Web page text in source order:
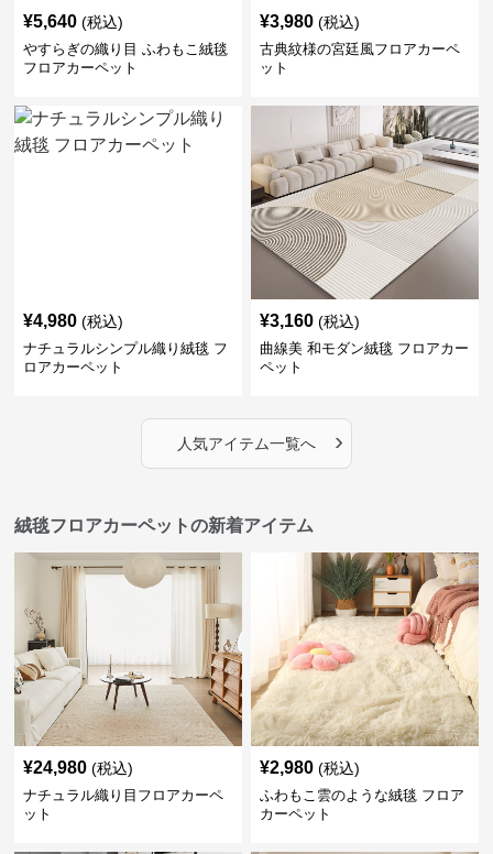
¥5,640 (税込)
やすらぎの織り目 ふわもこ絨毯
フロアカーペット
¥3,980 (税込)
古典紋様の宮廷風フロアカーペ
ット
¥4,980 (税込)
ナチュラルシンプル織り絨毯 フ
ロアカーペット
¥3,160 (税込)
曲線美 和モダン絨毯 フロアカー
ペット
人気アイテム一覧へ ›
絨毯フロアカーペットの新着アイテム
¥24,980 (税込)
ナチュラル織り目フロアカーペ
ット
¥2,980 (税込)
ふわもこ雲のような絨毯 フロア
カーペット